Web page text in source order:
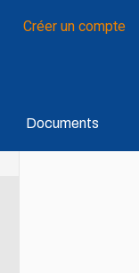
Créer un compte
Documents